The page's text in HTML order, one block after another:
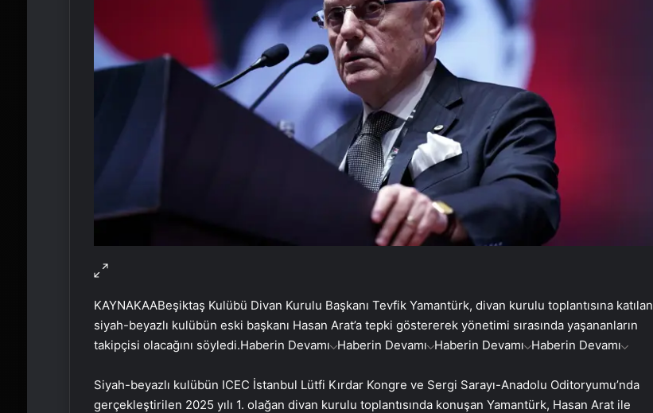
KAYNAKAABeşiktaş Kulübü Divan Kurulu Başkanı Tevfik Yamantürk, divan kurulu toplantısına katılan
siyah-beyazlı kulübün eski başkanı Hasan Arat’a tepki göstererek yönetimi sırasında yaşananların
takipçisi olacağını söyledi.Haberin Devamı Haberin Devamı Haberin Devamı Haberin Devamı
Siyah-beyazlı kulübün ICEC İstanbul Lütfi Kırdar Kongre ve Sergi Sarayı-Anadolu Oditoryumu’nda
gerçekleştirilen 2025 yılı 1. olağan divan kurulu toplantısında konuşan Yamantürk, Hasan Arat ile